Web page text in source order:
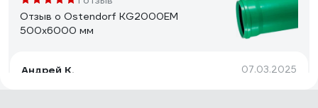
Отзыв о Ostendorf KG2000EM
500x6000 мм
Андрей К. 07.03.2025
Адекватная цена.